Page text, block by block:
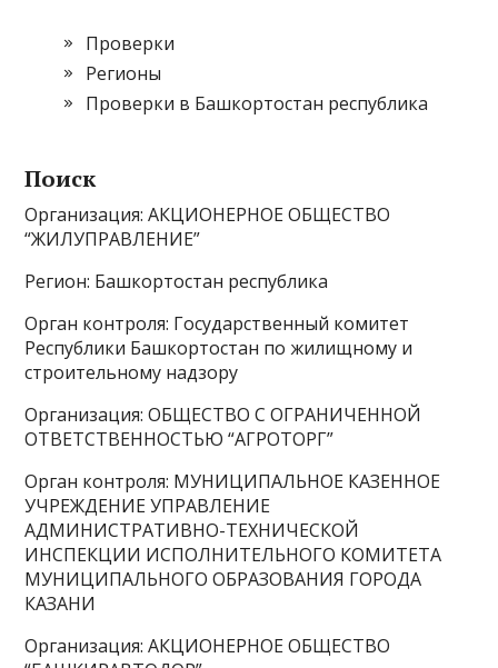
Проверки
Регионы
Проверки в Башкортостан республика
Поиcк
Организация: АКЦИОНЕРНОЕ ОБЩЕСТВО
“ЖИЛУПРАВЛЕНИЕ”
Регион: Башкортостан республика
Орган контроля: Государственный комитет
Республики Башкортостан по жилищному и
строительному надзору
Организация: ОБЩЕСТВО С ОГРАНИЧЕННОЙ
ОТВЕТСТВЕННОСТЬЮ “АГРОТОРГ”
Орган контроля: МУНИЦИПАЛЬНОЕ КАЗЕННОЕ
УЧРЕЖДЕНИЕ УПРАВЛЕНИЕ
АДМИНИСТРАТИВНО-ТЕХНИЧЕСКОЙ
ИНСПЕКЦИИ ИСПОЛНИТЕЛЬНОГО КОМИТЕТА
МУНИЦИПАЛЬНОГО ОБРАЗОВАНИЯ ГОРОДА
КАЗАНИ
Организация: АКЦИОНЕРНОЕ ОБЩЕСТВО